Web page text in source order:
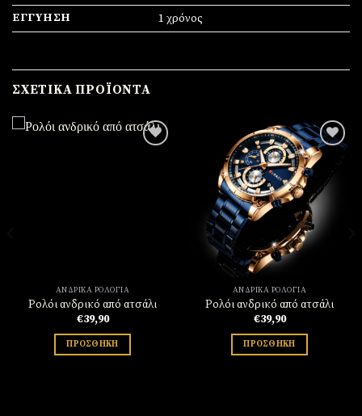
ΕΓΓΎΗΣΗ
1 χρόνος
ΣΧΕΤΙΚΆ ΠΡΟΪΌΝΤΑ
ΑΝΔΡΙΚΆ ΡΟΛΌΓΙΑ
Ρολόι ανδρικό από ατσάλι
€39,90
ΠΡΟΣΘΉΚΗ
Πρόσθήκη
στην
λίστα
επιθυμιών
ΑΝΔΡΙΚΆ ΡΟΛΌΓΙΑ
Ρολόι ανδρικό από ατσάλι
€39,90
ΠΡΟΣΘΉΚΗ